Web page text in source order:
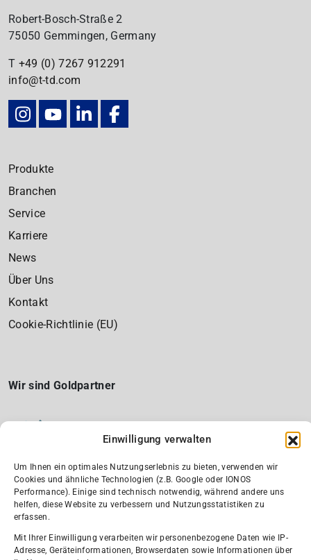
Einwilligung verwalten
Um Ihnen ein optimales Nutzungserlebnis zu bieten, verwenden wir
Cookies und ähnliche Technologien (z.B. Google oder IONOS
Performance). Einige sind technisch notwendig, während andere uns
helfen, diese Website zu verbessern und Nutzungsstatistiken zu
erfassen.
Mit Ihrer Einwilligung verarbeiten wir personenbezogene Daten wie IP-
Adresse, Geräteinformationen, Browserdaten sowie Informationen über
Robert-Bosch-Straße 2
75050 Gemmingen, Germany
T +49 (0) 7267 912291
info@t-td.com
Produkte
Branchen
Service
Karriere
News
Über Uns
Kontakt
Cookie-Richtlinie (EU)
Wir sind Goldpartner
Wir sind Silber-Partner und Fördermitglied